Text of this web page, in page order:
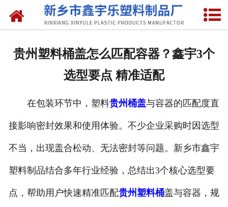
网站首页
联系我们
贵州塑料桶盖怎么匹配容器？鑫宇3个
选型要点 精准适配
在包装环节中，塑料贵州桶盖与容器的匹配度直
接影响密封效果和使用体验。不少企业采购时因选型
不当，出现盖合松动、无法密封等问题。新乡市鑫宇
塑料制品结合多年行业经验，总结出3个核心选型要
点，帮助用户快速精准匹配贵州塑料桶盖与容器，规